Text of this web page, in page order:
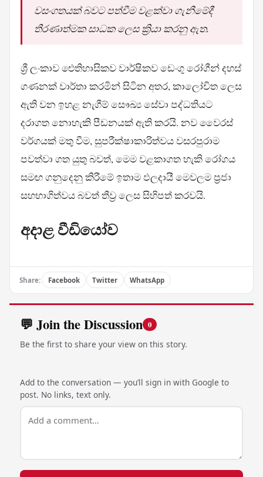
වසංගතයක් බවට පත්වීම වළක්වා ගැනීමේදී
තීරණාත්මක සාධක ලෙස ක්‍රියා කරනු ඇත.
ශ්‍රී ලංකාව ඓතිහාසිකව වාර්ෂිකව ඩෙංගු රෝගීන් දහස්
ගණනක් වාර්තා කරමින් සිටින අතර, කාලෝචිත ලෙස
ඇති වන ඉහළ නැගීම් සෞඛ්‍ය සේවා පද්ධතියට
දරාගත නොහැකි පීඩනයක් ඇති කරයි. නව වෛරස්
වර්ගයක් මතු වීම, සුපරීක්ෂාකාරිත්වය වසරපුරාම
පවත්වා ගත යුතු බවත්, මෙම වළකාගත හැකි රෝගය
සමඟ ගනුදෙනු කිරීමේ ඉතාම ඵලදායී මෙවලම ප්‍රජා
සහභාගිත්වය බවත් තීව්‍ර ලෙස සිහිපත් කරවයි.
අදාළ වීඩියෝව
Share: Facebook Twitter WhatsApp
💬 Join the Discussion 0
Be the first to share your view on this story.
Add to the conversation — you’ll sign in with Google to
post. No links, text only.